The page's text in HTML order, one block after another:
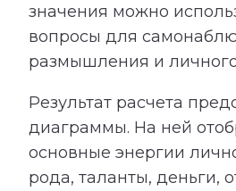
значения можно
вопросы для
размышления и
Результат расчета
диаграммы. На ней
основные энергии
рода, таланты, деньги,